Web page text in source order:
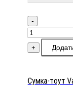
-
Сумка-
тоут
Valsamaki
кількість
+
Сумка-тоут